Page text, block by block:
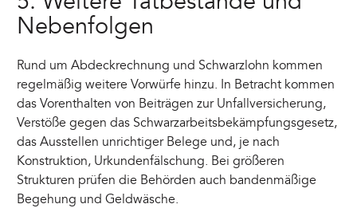
Nebenfolgen
Rund um Abdeckrechnung und Schwarzlohn kommen
regelmäßig weitere Vorwürfe hinzu. In Betracht kommen
das Vorenthalten von Beiträgen zur Unfallversicherung,
Verstöße gegen das Schwarzarbeitsbekämpfungsgesetz,
das Ausstellen unrichtiger Belege und, je nach
Konstruktion, Urkundenfälschung. Bei größeren
Strukturen prüfen die Behörden auch bandenmäßige
Begehung und Geldwäsche.